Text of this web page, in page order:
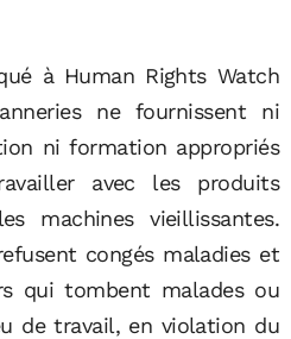
à Human Rights Watch
ne fournissent ni
ni formation appropriés
avec les produits
machines vieillissantes.
congés maladies et
qui tombent malades ou
de travail, en violation du